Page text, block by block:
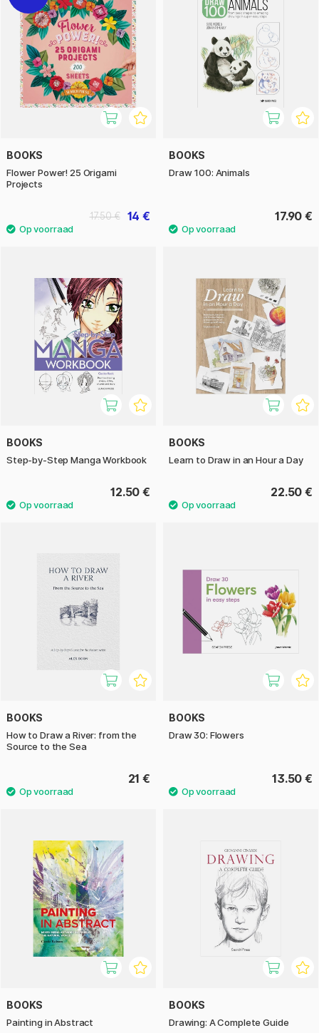
BOOKS
Flower Power! 25 Origami
Projects
14 €
17.50 €
BOOKS
Draw 100: Animals
17.90 €
BOOKS
Step-by-Step Manga Workbook
12.50 €
BOOKS
Learn to Draw in an Hour a Day
22.50 €
BOOKS
How to Draw a River: from the
Source to the Sea
21 €
BOOKS
Draw 30: Flowers
13.50 €
BOOKS
Painting in Abstract
BOOKS
Drawing: A Complete Guide